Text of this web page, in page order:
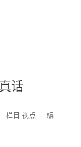
话
栏目:视点 编